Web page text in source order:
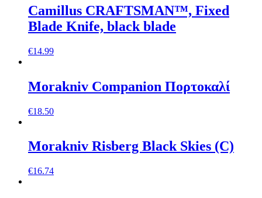
Camillus CRAFTSMAN™, Fixed
Blade Knife, black blade
€14.99
Morakniv Companion Πορτοκαλί
€18.50
Morakniv Risberg Black Skies (C)
€16.74